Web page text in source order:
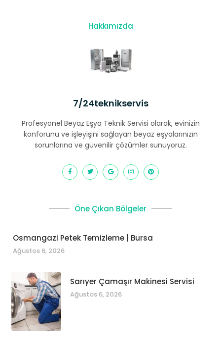
Hakkımızda
7/24teknikservis
Profesyonel Beyaz Eşya Teknik Servisi olarak, evinizin
konforunu ve işleyişini sağlayan beyaz eşyalarınızın
sorunlarına ve güvenilir çözümler sunuyoruz.
Öne Çıkan Bölgeler
Osmangazi Petek Temizleme | Bursa
Ağustos 6, 2026
Sarıyer Çamaşır Makinesi Servisi
Ağustos 6, 2026